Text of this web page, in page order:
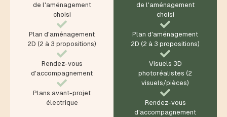
de l'aménagement
choisi
Plan d'aménagement
2D (2 à 3 propositions)
Rendez-vous
d'accompagnement
Plans avant-projet
électrique
de l'aménagement
choisi
Plan d'aménagement
2D (2 à 3 propositions)
Visuels 3D
photoréalistes (2
visuels/pièces)
Rendez-vous
d'accompagnement